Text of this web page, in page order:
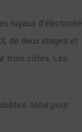
tuyaux d'électricité
de deux étages et
trois côtés. Les
Idéal pour